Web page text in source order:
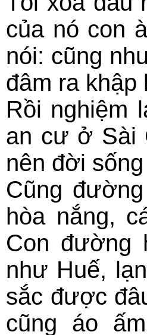
của nó con
nói: cũng
đâm ra khập
Rồi nghiệm
an cư ở Sài
nên đời
Cũng
hòa nắng,
Con đường
như Huế,
sắc được
cũng áo